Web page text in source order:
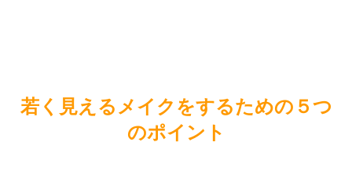
若く見えるメイクをするための５つ
のポイント